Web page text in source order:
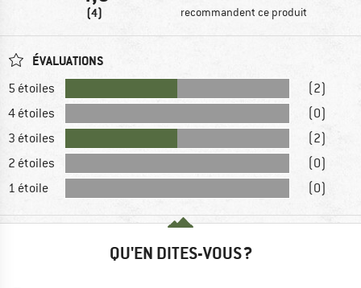
(4) recommandent ce produit
ÉVALUATIONS
5 étoiles
(2)
4 étoiles
(0)
3 étoiles
(2)
2 étoiles
(0)
1 étoile
(0)
QU'EN DITES-VOUS ?